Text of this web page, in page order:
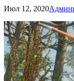
Июл 12, 2020